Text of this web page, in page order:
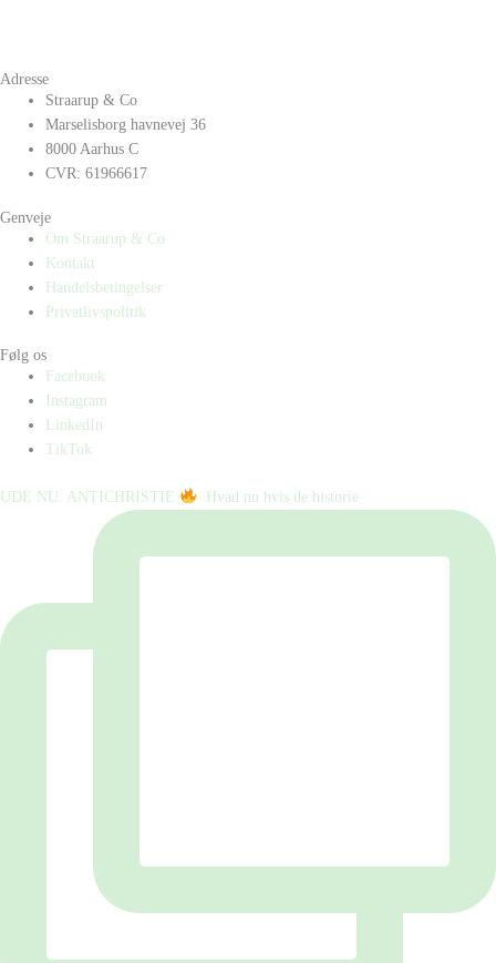
Adresse
Straarup & Co
Marselisborg havnevej 36
8000 Aarhus C
CVR: 61966617
Genveje
Om Straarup & Co
Kontakt
Handelsbetingelser
Privatlivspolitik
Følg os
Facebook
Instagram
LinkedIn
TikTok
UDE NU: ANTICHRISTIE ⁠ ⁠ Hvad nu hvis de historie